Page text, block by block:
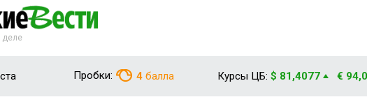
деле
Пробки: 4 балла Курсы ЦБ: $ 81,4077 €